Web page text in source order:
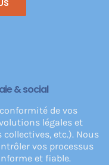
& social
de vos
légales et
etc.). Nous
vos processus
et fiable.